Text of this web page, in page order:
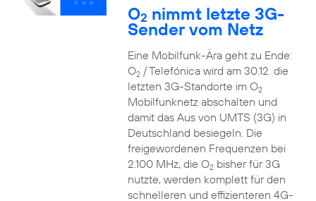
O2 nimmt letzte 3G-
Sender vom Netz
Eine Mobilfunk-Ära geht zu Ende:
O2/ Telefónica wird am 30.12. die
letzten 3G-Standorte im O2
Mobilfunknetz abschalten und
damit das Aus von UMTS (3G) in
Deutschland besiegeln. Die
freigewordenen Frequenzen bei
2.100 MHz, die O2bisher für 3G
nutzte, werden komplett für den
schnelleren und effizienteren 4G-